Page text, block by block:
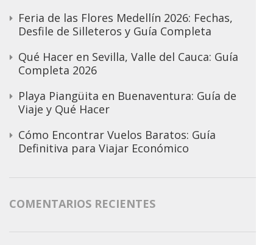
Feria de las Flores Medellín 2026: Fechas,
Desfile de Silleteros y Guía Completa
Qué Hacer en Sevilla, Valle del Cauca: Guía
Completa 2026
Playa Piangüita en Buenaventura: Guía de
Viaje y Qué Hacer
Cómo Encontrar Vuelos Baratos: Guía
Definitiva para Viajar Económico
COMENTARIOS RECIENTES